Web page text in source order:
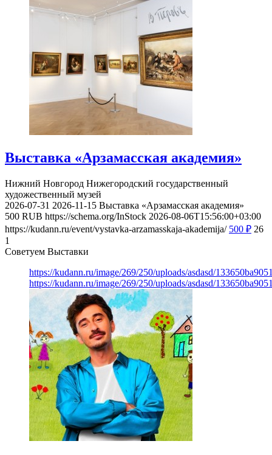
Выставка «Арзамасская академия»
Нижний Новгород Нижегородский государственный
художественный музей
2026-07-31 2026-11-15 Выставка «Арзамасская академия»
500 RUB https://schema.org/InStock 2026-08-06T15:56:00+03:00
https://kudann.ru/event/vystavka-arzamasskaja-akademija/ 500 ₽ 26
1
Советуем Выставки
https://kudann.ru/image/269/250/uploads/asdasd/
https://kudann.ru/image/269/250/uploads/asdasd/